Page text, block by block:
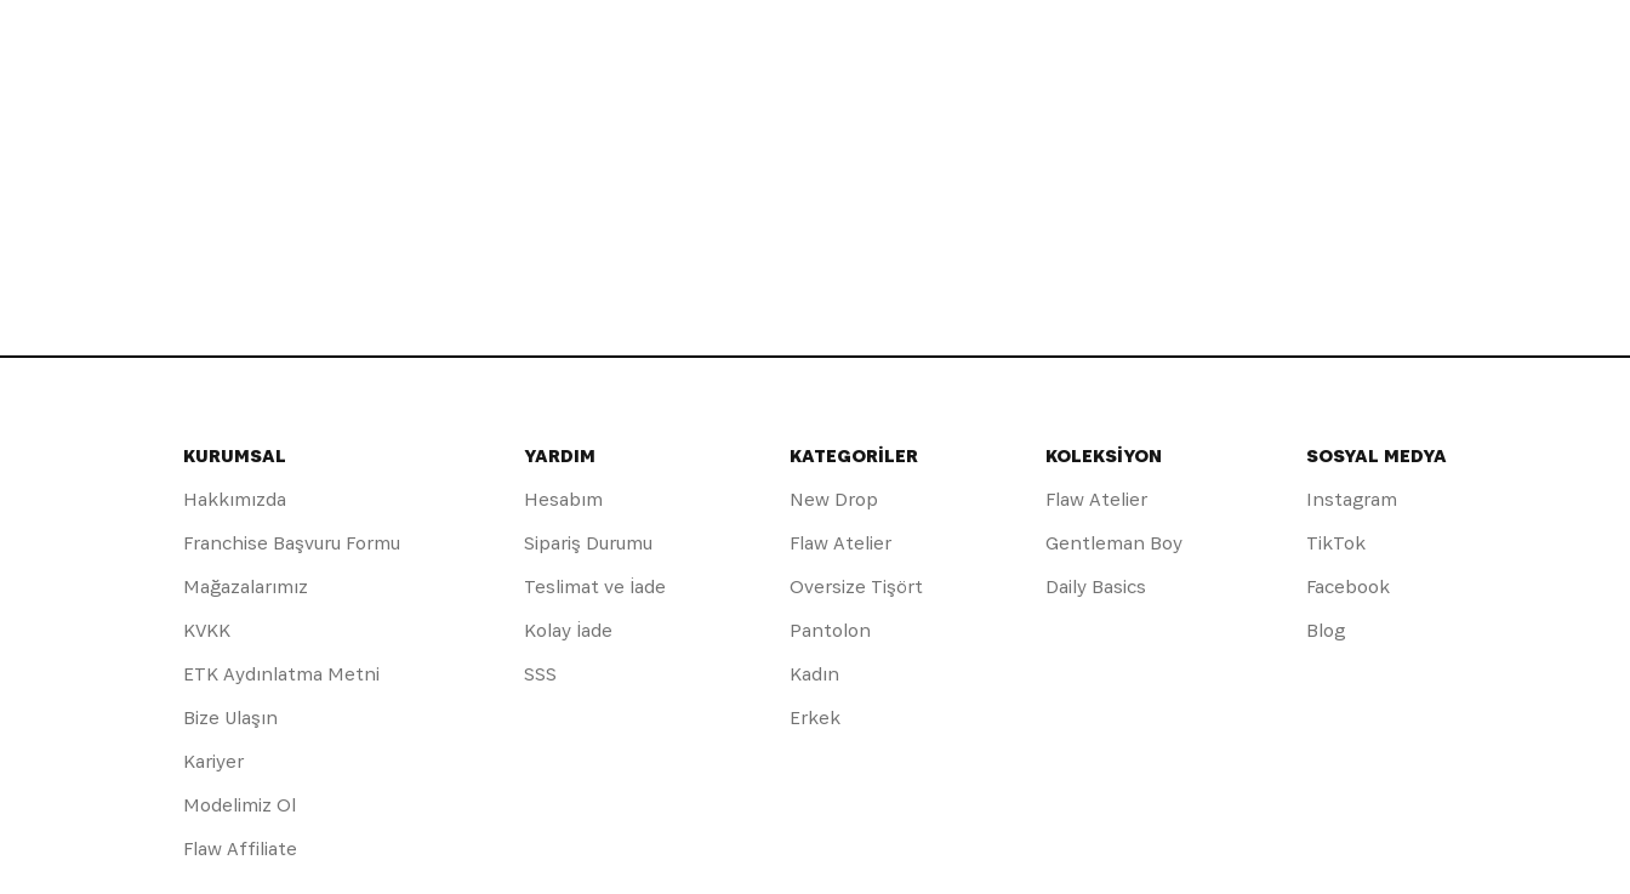
KURUMSAL
Hakkımızda
Franchise Başvuru Formu
Mağazalarımız
KVKK
ETK Aydınlatma Metni
Bize Ulaşın
Kariyer
Modelimiz Ol
Flaw Affiliate
YARDIM
Hesabım
Sipariş Durumu
Teslimat ve İade
Kolay İade
SSS
KATEGORİLER
New Drop
Flaw Atelier
Oversize Tişört
Pantolon
Kadın
Erkek
KOLEKSİYON
Flaw Atelier
Gentleman Boy
Daily Basics
SOSYAL MEDYA
Instagram
TikTok
Facebook
Blog